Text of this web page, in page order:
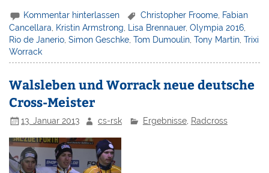
Kommentar hinterlassen Christopher Froome Fabian
Cancellara
Kristin Armstrong Lisa Brennauer,Olympia 2016
Rio de Janerio ,Simon Geschke ,Tom Dumoulin ,Tony Martin ,Trixi
Worrack
Walsleben und Worrack neue deutsche
Cross-Meister
13. Januar 2013 cs-rsk Ergebnisse, Radcross